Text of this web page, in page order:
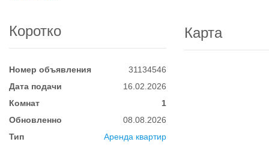
Коротко
Номер объявления
31134546
Дата подачи
16.02.2026
Комнат
1
Обновленно
08.08.2026
Тип
Аренда квартир
Карта